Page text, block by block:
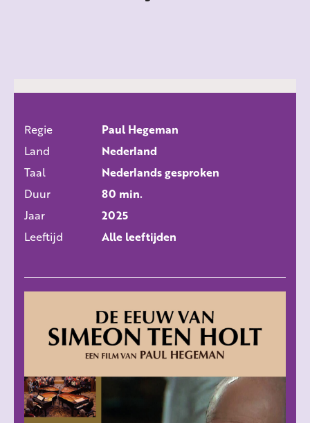
ALLE FILMS
Regie
Paul Hegeman
Land
Nederland
Taal
Nederlands gesproken
Duur
80 min.
Jaar
2025
Leeftijd
Alle leeftijden